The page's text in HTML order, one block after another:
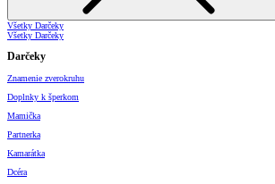
Všetky Darčeky
Všetky Darčeky
Darčeky
Znamenie zverokruhu
Doplnky k šperkom
Mamička
Partnerka
Kamarátka
Dcéra